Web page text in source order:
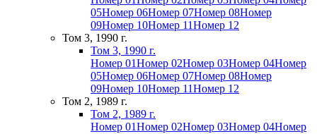
05Номер 06Номер 07Номер 08Номер
09Номер 10Номер 11Номер 12
Том 3, 1990 г.
Том 3, 1990 г.
Номер 01Номер 02Номер 03Номер 04Номер
05Номер 06Номер 07Номер 08Номер
09Номер 10Номер 11Номер 12
Том 2, 1989 г.
Том 2, 1989 г.
Номер 01Номер 02Номер 03Номер 04Номер